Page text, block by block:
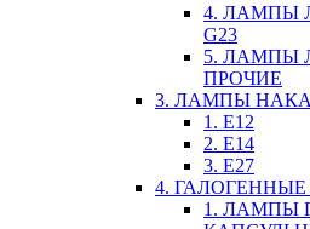
4. ЛАМПЫ
G23
5. ЛАМПЫ
ПРОЧИЕ
3. ЛАМПЫ
1. E12
2. Е14
3. Е27
4.
1. ЛАМПЫ